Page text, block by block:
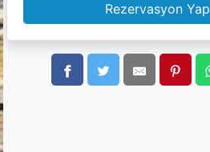
Rezervasyon Yap